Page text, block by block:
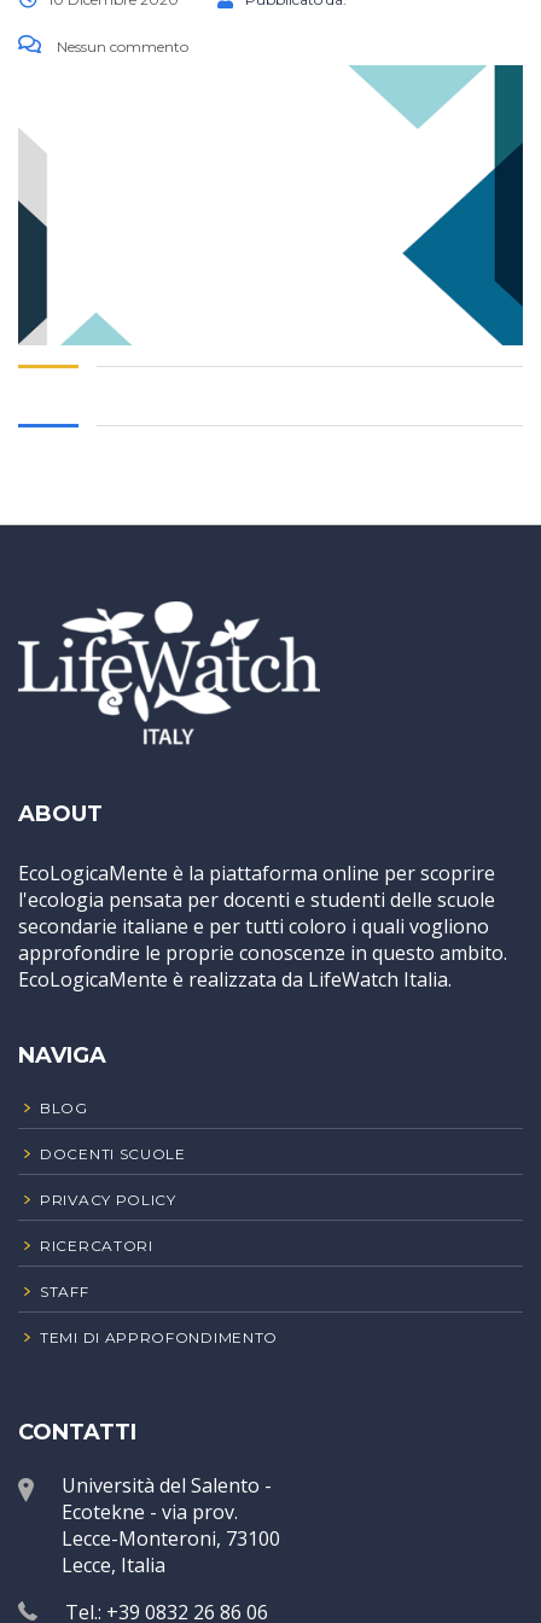
Nessun commento
ABOUT
EcoLogicaMente è la piattaforma online per scoprire
l'ecologia pensata per docenti e studenti delle scuole
secondarie italiane e per tutti coloro i quali vogliono
approfondire le proprie conoscenze in questo ambito.
EcoLogicaMente è realizzata da LifeWatch Italia.
NAVIGA
BLOG
DOCENTI SCUOLE
PRIVACY POLICY
RICERCATORI
STAFF
TEMI DI APPROFONDIMENTO
CONTATTI
Università del Salento -
Ecotekne - via prov.
Lecce-Monteroni, 73100
Lecce, Italia
Tel.: +39 0832 26 86 06